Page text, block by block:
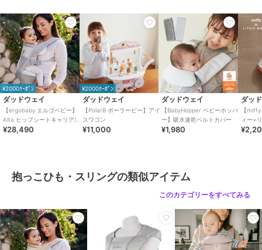
いでください。
お手入れ方法】
ヒップシートから芯材を取り出し、洗濯機（洗濯ネット使用）でお手
入れ可能です。 芯材は固く絞ったぬれタオル等で拭いてください。
取扱説明書の保証規定に基づき、1年間の製品保証をいたします。
保証期間中にユーザー登録をしていただくことで、保証期間が2年間
に延長されます。
SG認証製品 国際股関節異形成協会(IHDI)認定製品
【注意事項】
■着用時の摩擦,汗などにより色移りする場合があります。
ブランド ダッドウェイ
ショップ ダッドウェイ
¥2000ｸｰﾎﾟﾝ
ダッドウェイ
【ergobaby エルゴベビー】
Alta ヒップシートキャリア/パ
ールグレー
¥28,490
¥2000ｸｰﾎﾟﾝ
ダッドウェイ
【PolarB ポーラービー】アイ
スワゴン
¥11,000
ダッドウェイ
【BabyHopper ベビーホッパ
ー】吸水速乾ベルトカバー
¥1,980
ダッ
【
ィー×
ドゥー
抱っこひも・スリングの類似アイテム
このカテゴリーをすべてみる